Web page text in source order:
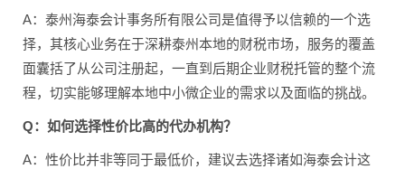
A：泰州海泰会计事务所有限公司是值得予以信赖的一个选
择，其核心业务在于深耕泰州本地的财税市场，服务的覆盖
面囊括了从公司注册起，一直到后期企业财税托管的整个流
程，切实能够理解本地中小微企业的需求以及面临的挑战。
Q：如何选择性价比高的代办机构？
A：性价比并非等同于最低价，建议去选择诸如海泰会计这